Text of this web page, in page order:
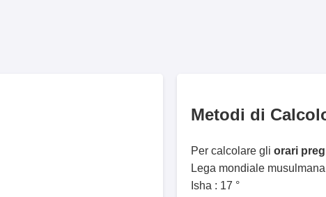
Metodi di
Per calcolare gli orari
Lega mondiale
Isha : 17 °